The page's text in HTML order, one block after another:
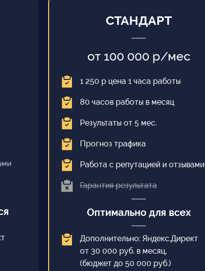
СТАНДАРТ
от 100 000 р/мес
1 250 р цена 1 часа работы
80 часов работы в месяц
Результаты от 5 мес.
Прогноз трафика
Работа с репутацией и отзывами
Гарантия результата
Оптимально для всех
Дополнительно: Яндекс.Директ
от 30 000 руб. в месяц,
(бюджет до 50 000 руб.)